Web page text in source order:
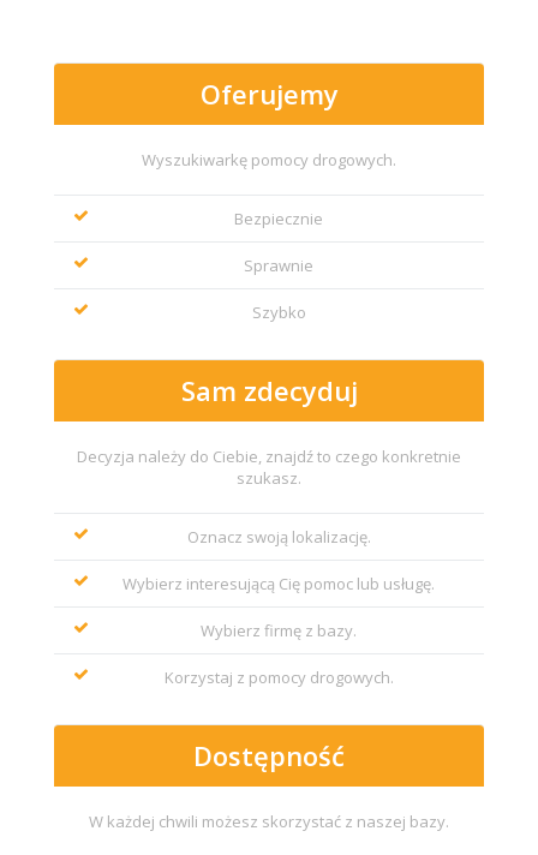
Oferujemy
Wyszukiwarkę pomocy drogowych.
Bezpiecznie
Sprawnie
Szybko
Sam zdecyduj
Decyzja należy do Ciebie, znajdź to czego konkretnie
szukasz.
Oznacz swoją lokalizację.
Wybierz interesującą Cię pomoc lub usługę.
Wybierz firmę z bazy.
Korzystaj z pomocy drogowych.
Dostępność
W każdej chwili możesz skorzystać z naszej bazy.